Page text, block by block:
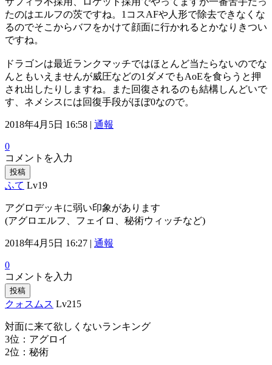
たのはエルフの茨ですね。1コスAFや人形で除去できなくな
るのでそこからバフをかけて顔面に行かれるとかなりきつい
ですね。
ドラゴンは最近ランクマッチではほとんど当たらないのでな
んともいえませんが威圧などの1ダメでもAoEを食らうと押
され出したりしますね。また回復されるのも結構しんどいで
す、ネメシスには回復手段がほぼ0なので。
2018年4月5日 16:58 | 通報
0
コメントを入力
投稿
ふて Lv19
アグロデッキに弱い印象があります
(アグロエルフ、フェイロ、秘術ウィッチなど)
2018年4月5日 16:27 | 通報
0
コメントを入力
投稿
クォスムス Lv215
対面に来て欲しくないランキング
3位：アグロイ
2位：秘術